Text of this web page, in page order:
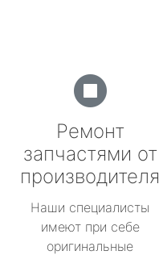
Ремонт
запчастями от
производителя
Наши специалисты
имеют при себе
оригинальные